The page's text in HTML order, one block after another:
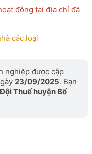
động tại địa chỉ đã
các loại
nghiệp được cập
23/09/2025. Bạn
Đội Thuế huyện Bố